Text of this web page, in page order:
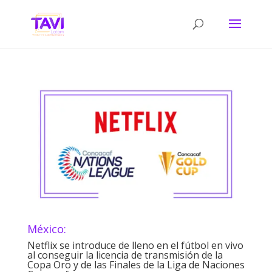
México:
Netflix se introduce de lleno en el fútbol en vivo
al conseguir la licencia de transmisión de la
Copa Oro y de las Finales de la Liga de Naciones